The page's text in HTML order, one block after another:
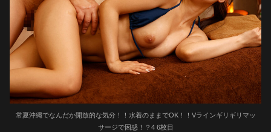
常夏沖縄でなんだか開放的な気分！！水着のままでOK！！Vラインギリギリマッ
サージで困惑！？4 6枚目